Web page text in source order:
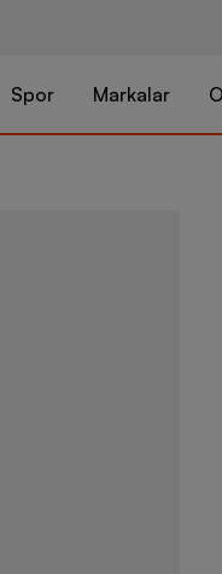
Spor Markalar
Nike G.T.